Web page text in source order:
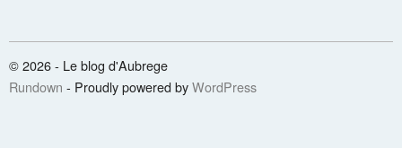
© 2026 - Le blog d'Aubrege
Rundown - Proudly powered byWordPress